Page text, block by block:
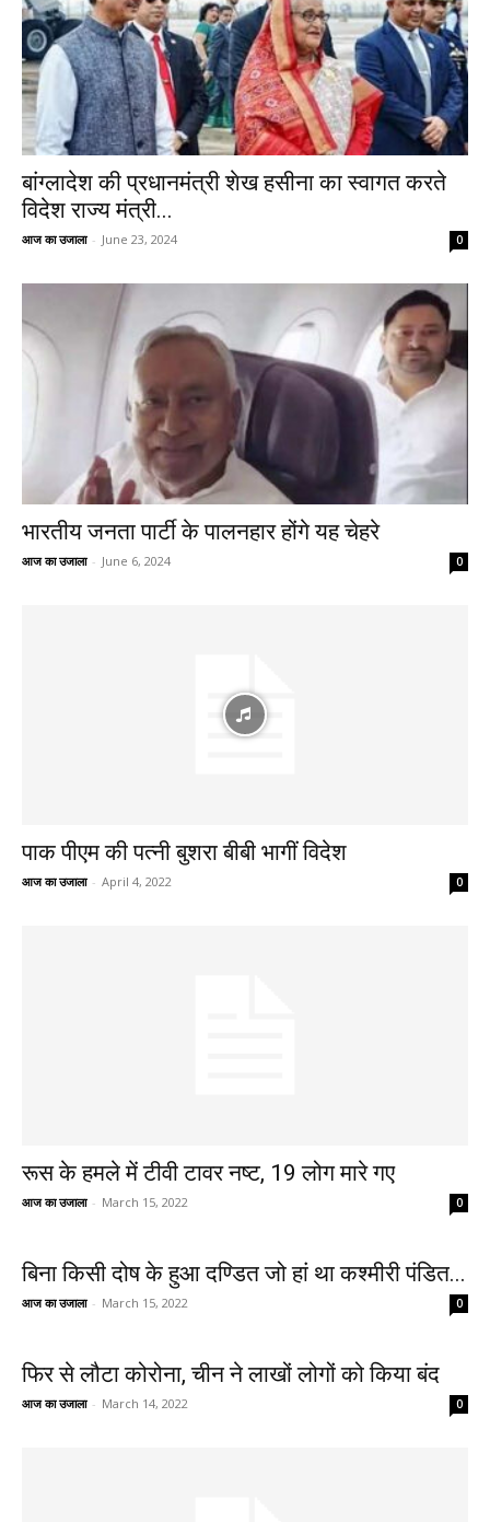
बांग्लादेश की प्रधानमंत्री शेख हसीना का स्वागत करते
विदेश राज्य मंत्री...
आज का उजाला - June 23, 2024 0
भारतीय जनता पार्टी के पालनहार होंगे यह चेहरे
आज का उजाला - June 6, 2024 0
पाक पीएम की पत्नी बुशरा बीबी भागीं विदेश
आज का उजाला - April 4, 2022 0
रूस के हमले में टीवी टावर नष्ट, 19 लोग मारे गए
आज का उजाला - March 15, 2022 0
बिना किसी दोष के हुआ दण्डित जो हां था कश्मीरी पंडित...
आज का उजाला - March 15, 2022 0
फिर से लौटा कोरोना, चीन ने लाखों लोगों को किया बंद
आज का उजाला - March 14, 2022 0